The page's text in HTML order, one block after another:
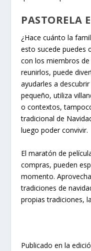
PASTORELA
¿Hace cuánto la
esto sucede puedes
con los miembros
reunirlos, puede
ayudarles a
pequeño, utiliza
o contextos,
tradicional de
luego poder convivir.
El maratón de
compras, pueden
momento.
tradiciones de
propias tradiciones,
Publicado en la